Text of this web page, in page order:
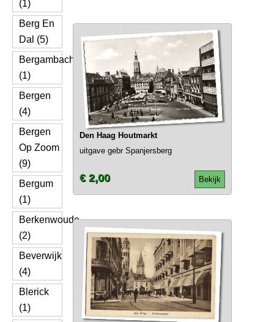
(1)
Berg En
Dal (5)
Bergambacht
(1)
Bergen
(4)
Bergen
Op Zoom
(9)
Bergum
(1)
Berkenwoude
(2)
Beverwijk
(4)
Blerick
(1)
Den Haag Houtmarkt
uitgave gebr Spanjersberg
Bekijk
€ 2,00